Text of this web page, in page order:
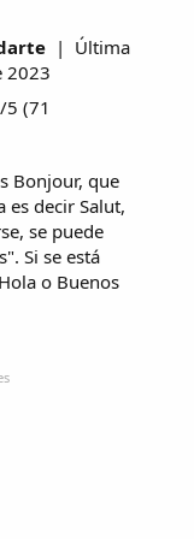
| Última
2023
5 (71
Bonjour, que
decir Salut,
se puede
Si se está
o Buenos